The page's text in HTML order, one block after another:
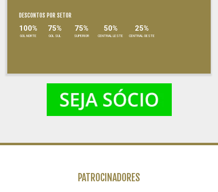
DESCONTOS POR SETOR
100%
GOL NORTE
75%
GOL SUL
75%
SUPERIOR
50%
CENTRAL LESTE
25%
CENTRAL OESTE
PATROCINADORES